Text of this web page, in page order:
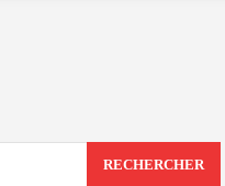
RECHERCHER